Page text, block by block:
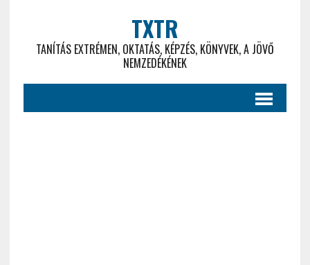
TXTR
TANÍTÁS EXTRÉMEN, OKTATÁS, KÉPZÉS, KÖNYVEK, A JÖVŐ
NEMZEDÉKÉNEK